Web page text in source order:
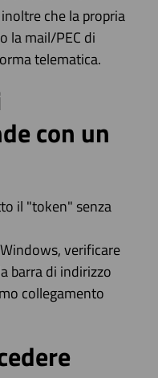
che la propria
la mail/PEC di
telematica.
con un
il "token" senza
verificare
barra di indirizzo
collegamento